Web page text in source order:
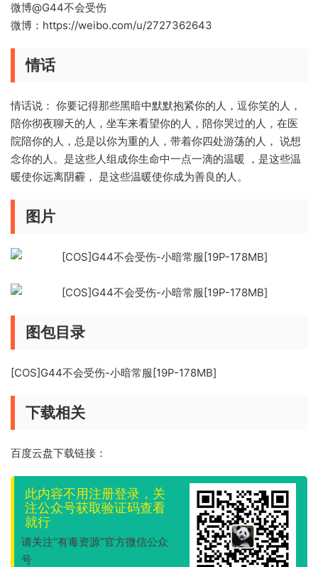
微博@G44不会受伤
微博：https://weibo.com/u/2727362643
情话
情话说： 你要记得那些黑暗中默默抱紧你的人，逗你笑的人，
陪你彻夜聊天的人，坐车来看望你的人，陪你哭过的人，在医
院陪你的人，总是以你为重的人，带着你四处游荡的人， 说想
念你的人。是这些人组成你生命中一点一滴的温暖 ，是这些温
暖使你远离阴霾， 是这些温暖使你成为善良的人。
图片
图包目录
[COS]G44不会受伤-小暗常服[19P-178MB]
下载相关
百度云盘下载链接：
此内容不用注册登录，关
注公众号获取验证码查看
就行
请关注“有毒资源”官方微信公众
号